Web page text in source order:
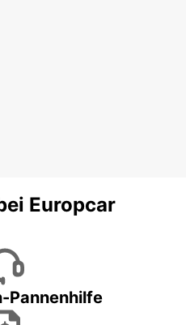
Europcar
Pannenhilfe